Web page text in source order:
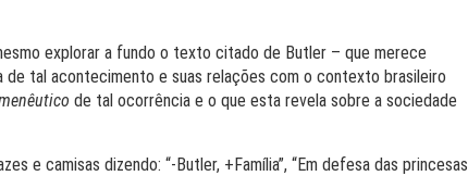
explorar a fundo o texto citado de Butler – que merece
tal acontecimento e suas relações com o contexto brasileiro
de tal ocorrência e o que esta revela sobre a sociedade
e camisas dizendo: “-Butler, +Família”, “Em defesa das princesas